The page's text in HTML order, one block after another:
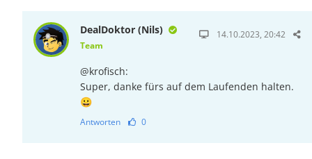
DealDoktor (Nils)
Team
14.10.2023, 20:42
@krofisch:
Super, danke fürs auf dem Laufenden halten.
😀
Antworten 0